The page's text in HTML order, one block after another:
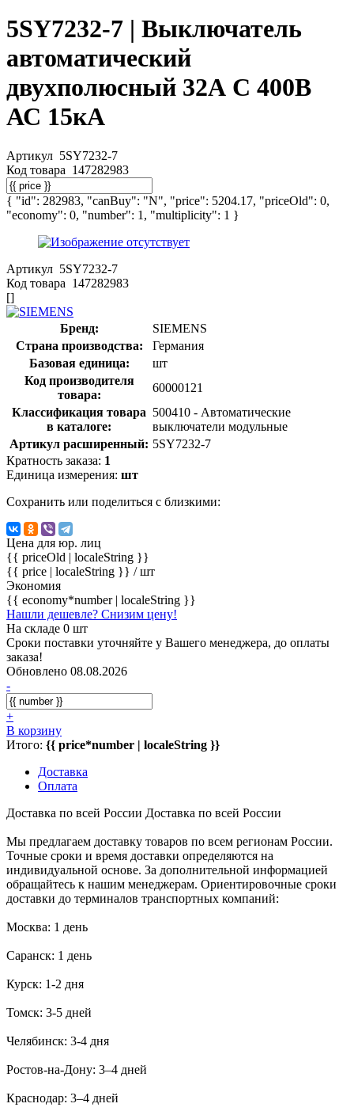
5SY7232-7 | Выключатель
автоматический
двухполюсный 32А C 400В
АС 15кА
Артикул 5SY7232-7
Код товара 147282983
{ "id": 282983, "canBuy": "N", "price": 5204.17, "priceOld": 0,
"economy": 0, "number": 1, "multiplicity": 1 }
Артикул 5SY7232-7
Код товара 147282983
[]
Бренд:
SIEMENS
Страна производства:
Германия
Базовая единица:
шт
Код производителя
товара:
60000121
Классификация товара
в каталоге:
500410 - Автоматические
выключатели модульные
Артикул расширенный: 5SY7232-7
Кратность заказа: 1
Единица измерения: шт
Сохранить или поделиться с близкими:
Цена для юр. лиц
{{ priceOld | localeString }}
{{ price | localeString }} / шт
Экономия
{{ economy*number | localeString }}
Нашли дешевле? Снизим цену!
На складе 0 шт
Сроки поставки уточняйте у Вашего менеджера, до оплаты
заказа!
Обновлено 08.08.2026
-
+
В корзину
Итого: {{ price*number | localeString }}
Доставка
Оплата
Доставка по всей России Доставка по всей России
Мы предлагаем доставку товаров по всем регионам России.
Точные сроки и время доставки определяются на
индивидуальной основе. За дополнительной информацией
обращайтесь к нашим менеджерам. Ориентировочные сроки
доставки до терминалов транспортных компаний:
Москва: 1 день
Саранск: 1 день
Курск: 1-2 дня
Томск: 3-5 дней
Челябинск: 3-4 дня
Ростов-на-Дону: 3–4 дней
Краснодар: 3–4 дней